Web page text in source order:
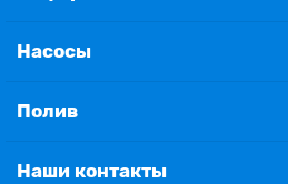
Насосы
Полив
Наши контакты